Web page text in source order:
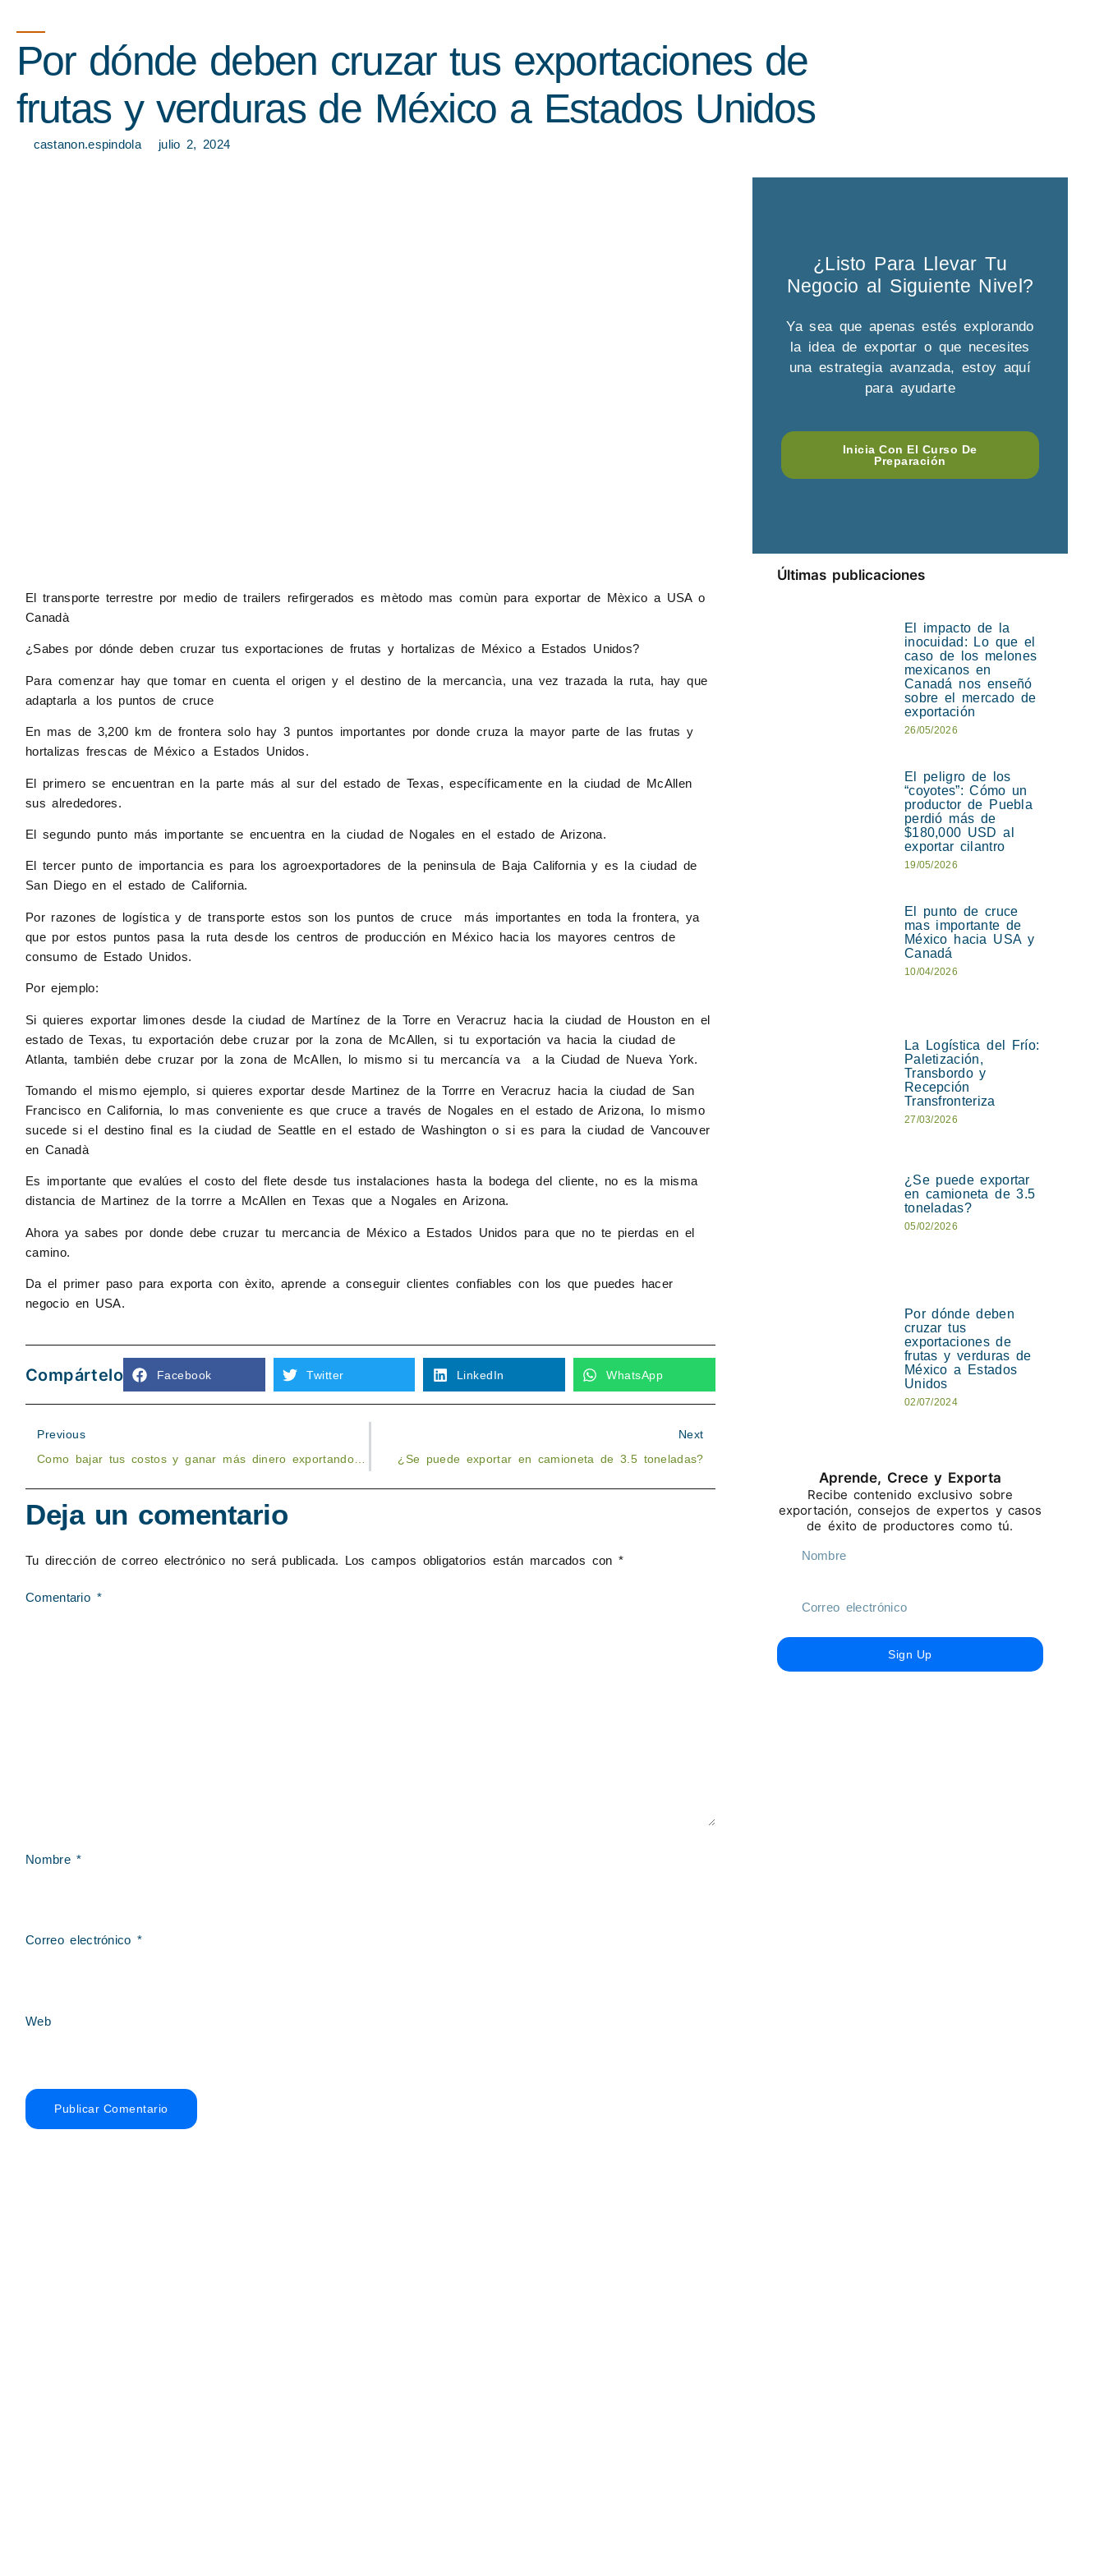
Por dónde deben cruzar tus exportaciones de
frutas y verduras de México a Estados Unidos
castanon.espindola julio 2, 2024
El transporte terrestre por medio de trailers refirgerados es mètodo mas comùn para exportar de Mèxico a USA o
Canadà
¿Sabes por dónde deben cruzar tus exportaciones de frutas y hortalizas de México a Estados Unidos?
Para comenzar hay que tomar en cuenta el origen y el destino de la mercancìa, una vez trazada la ruta, hay que
adaptarla a los puntos de cruce
En mas de 3,200 km de frontera solo hay 3 puntos importantes por donde cruza la mayor parte de las frutas y
hortalizas frescas de México a Estados Unidos.
El primero se encuentran en la parte más al sur del estado de Texas, específicamente en la ciudad de McAllen
sus alrededores.
El segundo punto más importante se encuentra en la ciudad de Nogales en el estado de Arizona.
El tercer punto de importancia es para los agroexportadores de la peninsula de Baja California y es la ciudad de
San Diego en el estado de California.
Por razones de logística y de transporte estos son los puntos de cruce más importantes en toda la frontera, ya
que por estos puntos pasa la ruta desde los centros de producción en México hacia los mayores centros de
consumo de Estado Unidos.
Por ejemplo:
Si quieres exportar limones desde la ciudad de Martínez de la Torre en Veracruz hacia la ciudad de Houston en el
estado de Texas, tu exportación debe cruzar por la zona de McAllen, si tu exportación va hacia la ciudad de
Atlanta, también debe cruzar por la zona de McAllen, lo mismo si tu mercancía va a la Ciudad de Nueva York.
Tomando el mismo ejemplo, si quieres exportar desde Martinez de la Torrre en Veracruz hacia la ciudad de San
Francisco en California, lo mas conveniente es que cruce a través de Nogales en el estado de Arizona, lo mismo
sucede si el destino final es la ciudad de Seattleen el estado de Washington o si es para la ciudad de Vancouver
en Canadà
Es importante que evalúes el costo del flete desde tus instalaciones hasta la bodega del cliente, no es la misma
distancia de Martinezde la torrre a McAllen en Texas que a Nogales en Arizona.
Ahora ya sabes por donde debe cruzar tu mercancia de México a Estados Unidos para que no te pierdas en el
camino.
Da el primer paso para exporta con èxito, aprende a conseguir clientes confiables con los que puedes hacer
negocio en USA.
Compártelo Facebook Twitter LinkedIn WhatsApp
Previous
Como bajar tus costos y ganar más dinero exportando 2 o más productos
Next
¿Se puede exportar en camioneta de 3.5 toneladas?
Deja un comentario
Tu dirección de correo electrónico no será publicada. Los campos obligatorios están marcados con *
Comentario *
Nombre*
Correo electrónico*
Web
¿Listo Para Llevar Tu
Negocio al Siguiente Nivel?
Ya sea que apenas estés explorando
la idea de exportar o que necesites
una estrategia avanzada, estoy aquí
para ayudarte
Inicia Con El Curso De
Preparación
Últimas publicaciones
El impacto de la
inocuidad: Lo que el
caso de los melones
mexicanos en
Canadá nos enseñó
sobre el mercado de
exportación
26/05/2026
El peligro de los
“coyotes”: Cómo un
productor de Puebla
perdió más de
$180,000 USD al
exportar cilantro
19/05/2026
El punto de cruce
mas importante de
México hacia USA y
Canadá
10/04/2026
La Logística del Frío:
Paletización,
Transbordo y
Recepción
Transfronteriza
27/03/2026
¿Se puede exportar
en camioneta de 3.5
toneladas?
05/02/2026
Por dónde deben
cruzar tus
exportaciones de
frutas y verduras de
México a Estados
Unidos
02/07/2024
Aprende, Crece y Exporta
Recibe contenido exclusivo sobre
exportación, consejos de expertos y casos
de éxito de productores como tú.
Sign Up